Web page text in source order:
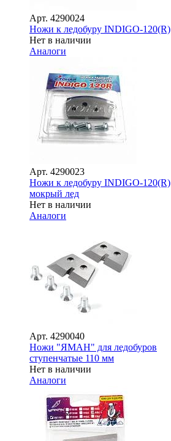
Арт. 4290024
Ножи к ледобуру INDIGO-120(R)
Нет в наличии
Аналоги
Арт. 4290023
Ножи к ледобуру INDIGO-120(R)
мокрый лед
Нет в наличии
Аналоги
Арт. 4290040
Ножи "ЯМАН" для ледобуров
ступенчатые 110 мм
Нет в наличии
Аналоги